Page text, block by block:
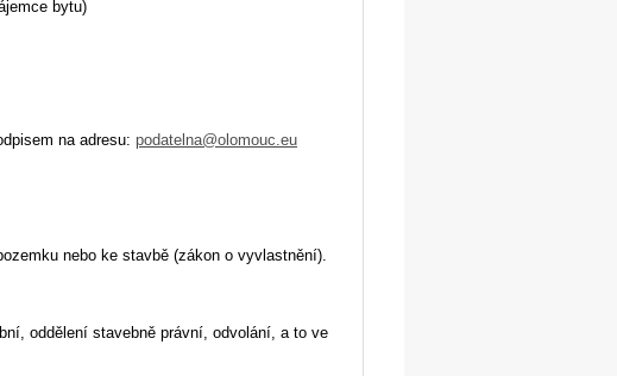
bytu)
na adresu: podatelna@olomouc.eu
nebo ke stavbě (zákon o vyvlastnění).
oddělení stavebně právní, odvolání, a to ve